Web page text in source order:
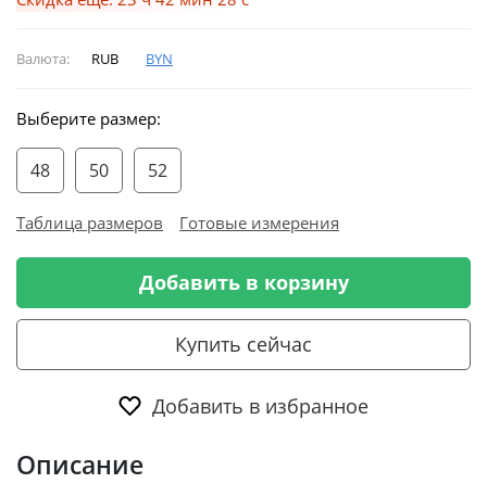
Валюта: RUB BYN
Выберите размер:
48 50 52
Таблица размеров Готовые измерения
Добавить в корзину
Купить сейчас
Добавить в избранное
Описание